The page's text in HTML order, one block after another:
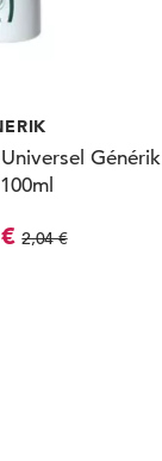
Générik
2,04 €